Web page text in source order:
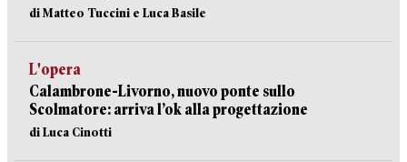
di Matteo Tuccini e Luca Basile
L'opera
Calambrone-Livorno, nuovo ponte sullo
Scolmatore: arriva l’ok alla progettazione
di Luca Cinotti